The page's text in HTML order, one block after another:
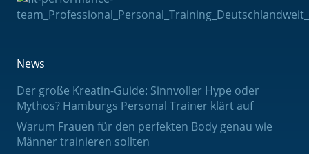
News
Der große Kreatin-Guide: Sinnvoller Hype oder
Mythos? Hamburgs Personal Trainer klärt auf
Warum Frauen für den perfekten Body genau wie
Männer trainieren sollten